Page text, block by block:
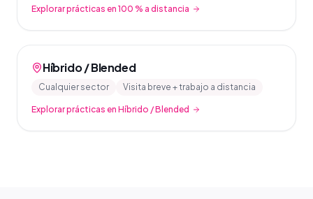
Explorar prácticas en 100 % a distancia
Híbrido / Blended
Cualquier sector Visita breve + trabajo a distancia
Explorar prácticas en Híbrido / Blended